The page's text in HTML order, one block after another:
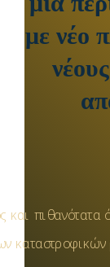
με νέο
και πιθανότατα